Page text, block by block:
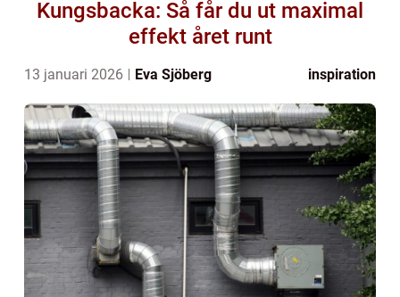
Kungsbacka: Så får du ut maximal
effekt året runt
13 januari 2026 Eva Sjöberg inspiration